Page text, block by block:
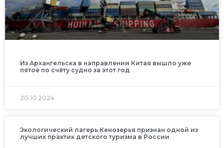
Из Архангельска в направлении Китая вышло уже
пятое по счёту судно за этот год
20.10.2024
Экологический лагерь Кенозерья признан одной из
лучших практик детского туризма в России